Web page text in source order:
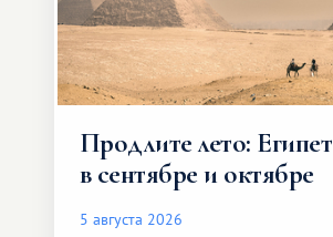
Продлите лето: Египет
в сентябре и октябре
5 августа 2026